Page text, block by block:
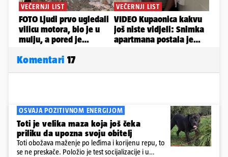
Komentari 17
OSVAJA POZITIVNOM ENERGIJOM
Toti je velika maza koja još čeka
priliku da upozna svoju obitelj
Toti obožava maženje po leđima i korijenu repu, to
se ne preskače. Položio je test socijalizacije i u